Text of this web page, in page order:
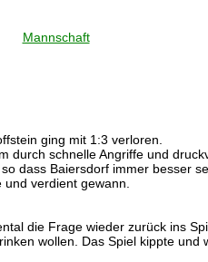
Mannschaft
ging mit 1:3 verloren.
durch schnelle Angriffe und
dass Baiersdorf immer besser
verdient gewann.
die Frage wieder zurück ins
wollen. Das Spiel kippte und